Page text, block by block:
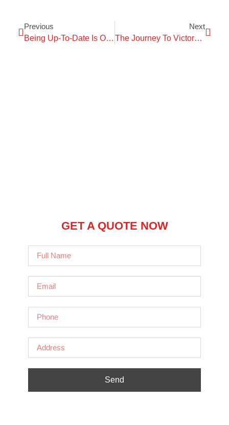
Previous
Being Up-To-Date Is Of Importance To Success.
Next
The Journey To Victory Is Most Important.
GET A QUOTE NOW
Send